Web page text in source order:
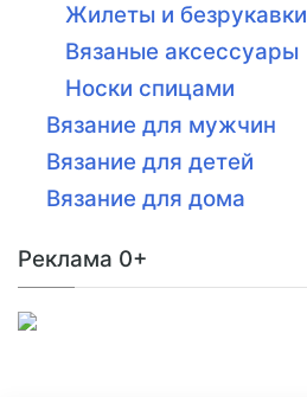
Жилеты и безрукавки
Вязаные аксессуары
Носки спицами
Вязание для мужчин
Вязание для детей
Вязание для дома
Реклама 0+